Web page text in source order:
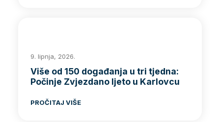
9. lipnja, 2026.
Više od 150 događanja u tri tjedna:
Počinje Zvjezdano ljeto u Karlovcu
PROČITAJ VIŠE